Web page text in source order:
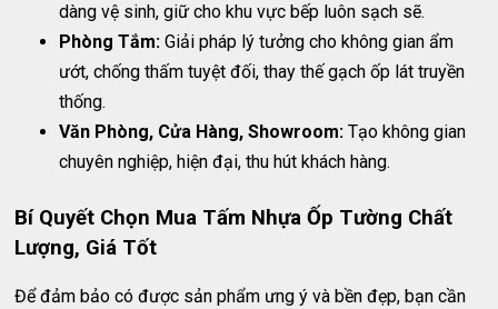
dàng vệ sinh, giữ cho khu vực bếp luôn sạch sẽ.
Phòng Tắm: Giải pháp lý tưởng cho không gian ẩm
ướt, chống thấm tuyệt đối, thay thế gạch ốp lát truyền
thống.
Văn Phòng, Cửa Hàng, Showroom: Tạo không gian
chuyên nghiệp, hiện đại, thu hút khách hàng.
Bí Quyết Chọn Mua Tấm Nhựa Ốp Tường Chất
Lượng, Giá Tốt
Để đảm bảo có được sản phẩm ưng ý và bền đẹp, bạn cần